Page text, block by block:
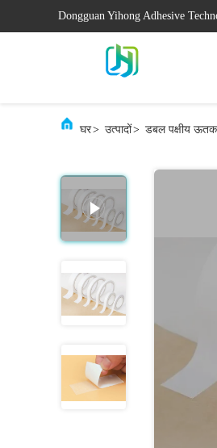
Dongguan Yihong Adhesive
घर> उत्पादों> डबल पक्षीय